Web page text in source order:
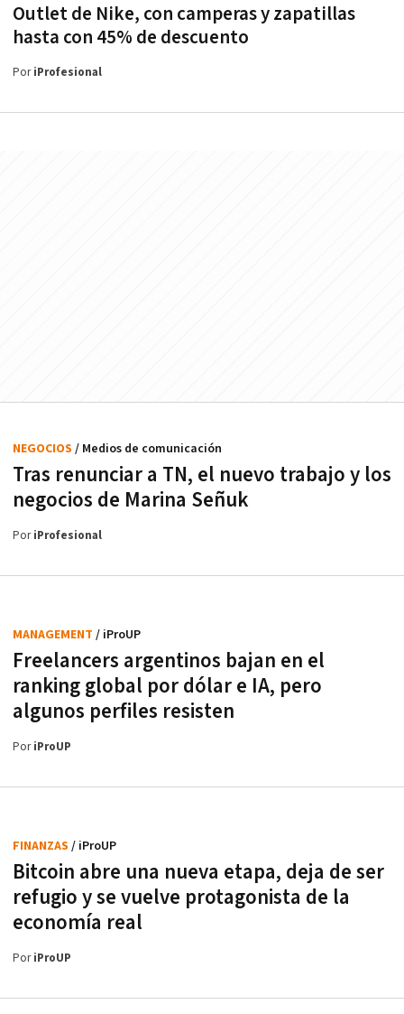
Outlet de Nike, con camperas y zapatillas
hasta con 45% de descuento
PoriProfesional
Tras renunciar a TN, el nuevo trabajo y los
negocios de Marina Señuk
NEGOCIOS / Medios de comunicación
PoriProfesional
Freelancers argentinos bajan en el
ranking global por dólar e IA, pero
algunos perfiles resisten
MANAGEMENT / iProUP
PoriProUP
Bitcoin abre una nueva etapa, deja de ser
refugio y se vuelve protagonista de la
economía real
FINANZAS / iProUP
PoriProUP